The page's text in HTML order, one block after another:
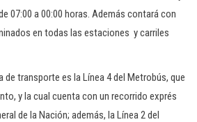
07:00 a 00:00 horas. Además contará con
en todas las estaciones y carriles
de transporte es la Línea 4 del Metrobús, que
y la cual cuenta con un recorrido exprés
de la Nación; además, la Línea 2 del